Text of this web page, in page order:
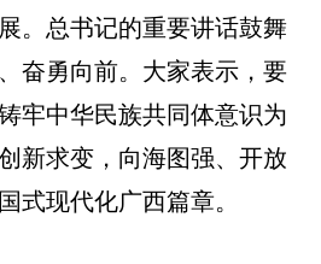
。总书记的重要讲话鼓舞
奋勇向前。大家表示，要
牢中华民族共同体意识为
新求变，向海图强、开放
式现代化广西篇章。